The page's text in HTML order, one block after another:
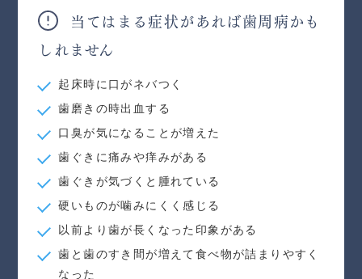
当てはまる症状があれば歯周病かも
しれません
起床時に口がネバつく
歯磨きの時出血する
口臭が気になることが増えた
歯ぐきに痛みや痒みがある
歯ぐきが気づくと腫れている
硬いものが噛みにくく感じる
以前より歯が長くなった印象がある
歯と歯のすき間が増えて食べ物が詰まりやすく
なった